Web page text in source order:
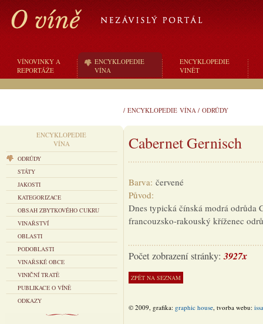
VÍNOVINKY A
REPORTÁŽE
ENCYKLOPEDIE
VÍNA
ENCYKLOPEDIE
VINĚT
/ ENCYKLOPEDIE VÍNA / ODRŮDY
ENCYKLOPEDIE
VÍNA
ODRŮDY
STÁTY
JAKOSTI
KATEGORIZACE
OBSAH ZBYTKOVÉHO CUKRU
VINAŘSTVÍ
OBLASTI
PODOBLASTI
VINAŘSKÉ OBCE
VINIČNÍ TRATĚ
PUBLIKACE O VÍNĚ
ODKAZY
Cabernet Gernisch
Barva: červené
Původ:
Dnes typická čínská modrá odrůda
francouzsko-rakouský kříženec
Počet zobrazení stránky:3927x
© 2009, grafika: graphic house, tvorba webu: